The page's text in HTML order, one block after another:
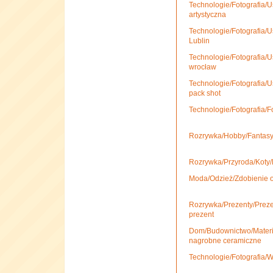
Technologie/Fotografia/
artystyczna
Technologie/Fotografia/
Lublin
Technologie/Fotografia/
wrocław
Technologie/Fotografia/
pack shot
Technologie/Fotografia/
Rozrywka/Hobby/
Rozrywka/Przyroda/
Moda/Odzież/Zdobienie
Rozrywka/Prezenty/
prezent
Dom/Budownictwo/
nagrobne ceramiczne
Technologie/Fotografia/